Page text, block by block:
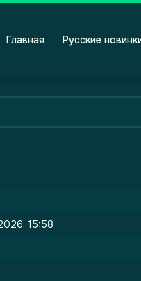
Главная Русские
15:58